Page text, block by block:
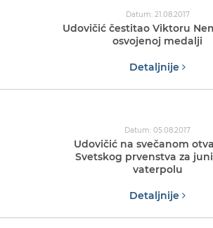
Datum: 21.08.2017
Udovičić čestitao Viktoru
osvojenoj medalji
Detaljnije
Datum: 05.08.2017
Udovičić na svečanom
Svetskog prvenstva za
vaterpolu
Detaljnije